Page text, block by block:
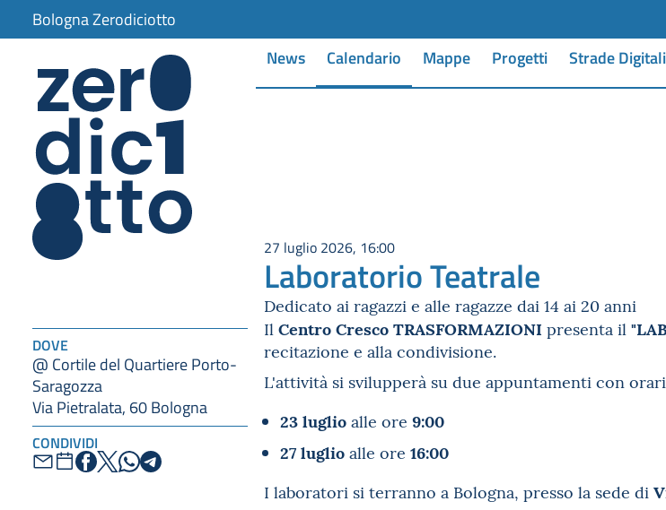
Bologna Zerodiciotto
News Calendario Mappe Progetti Strade Digitali
DOVE
@ Cortile del Quartiere Porto-
Saragozza
Via Pietralata, 60 Bologna
CONDIVIDI
27 luglio 2026, 16:00
Laboratorio Teatrale
Dedicato ai ragazzi e alle ragazze dai 14 ai 20 anni
Il Centro Cresco TRASFORMAZIONI presenta il
recitazione e alla condivisione.
L'attività si svilupperà su due appuntamenti con
23 luglio alle ore 9:00
27 luglio alle ore 16:00
I laboratori si terranno a Bologna, presso la sede di